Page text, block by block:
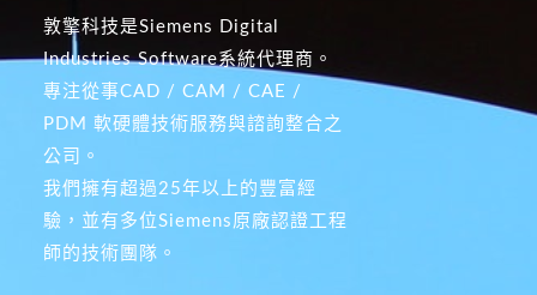
敦擎科技是Siemens Digital
Industries Software系統代理商。
專注從事CAD / CAM / CAE /
PDM 軟硬體技術服務與諮詢整合之
公司。
我們擁有超過25年以上的豐富經
驗，並有多位Siemens原廠認證工程
師的技術團隊。